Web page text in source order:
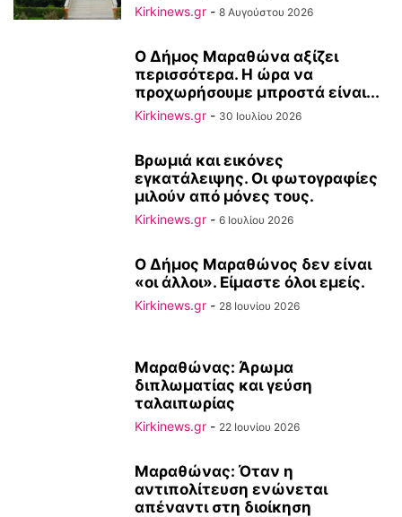
Kirkinews.gr - 8 Αυγούστου 2026
Ο Δήμος Μαραθώνα αξίζει
περισσότερα. Η ώρα να
προχωρήσουμε μπροστά είναι...
Kirkinews.gr - 30 Ιουλίου 2026
Βρωμιά και εικόνες
εγκατάλειψης. Οι φωτογραφίες
μιλούν από μόνες τους.
Kirkinews.gr - 6 Ιουλίου 2026
Ο Δήμος Μαραθώνος δεν είναι
«οι άλλοι». Είμαστε όλοι εμείς.
Kirkinews.gr - 28 Ιουνίου 2026
Μαραθώνας: Άρωμα
διπλωματίας και γεύση
ταλαιπωρίας
Kirkinews.gr - 22 Ιουνίου 2026
Μαραθώνας: Όταν η
αντιπολίτευση ενώνεται
απέναντι στη διοίκηση